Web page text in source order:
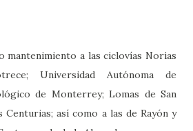
mantenimiento a las ciclovías Norias
Universidad Autónoma de
de Monterrey; Lomas de San
así como a las de Rayón y